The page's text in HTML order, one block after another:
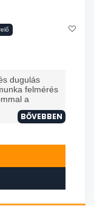
dugulás
felmérés
a
BŐVEBBEN